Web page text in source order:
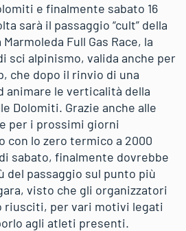
e finalmente sabato 16
sarà il passaggio “cult” della
Full Gas Race, la
sci alpinismo, valida anche per
che dopo il rinvio di una
animare le verticalità della
Dolomiti. Grazie anche alle
per i prossimi giorni
con lo zero termico a 2000
sabato, finalmente dovrebbe
del passaggio sul punto più
visto che gli organizzatori
riusciti, per vari motivi legati
agli atleti presenti.